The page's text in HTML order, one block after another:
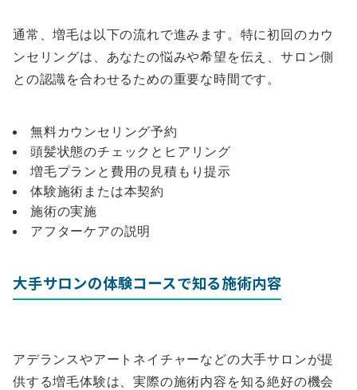
通常、増毛は以下の流れで進みます。特に初回のカウ
ンセリングは、あなたの悩みや希望を伝え、サロン側
との認識を合わせるための重要な時間です。
無料カウンセリング予約
頭髪状態のチェックとヒアリング
増毛プランと費用の見積もり提示
体験施術または本契約
施術の実施
アフターケアの説明
大手サロンの体験コースで知る施術内容
アデランスやアートネイチャーなどの大手サロンが提
供する増毛体験は、実際の施術内容を知る絶好の機会